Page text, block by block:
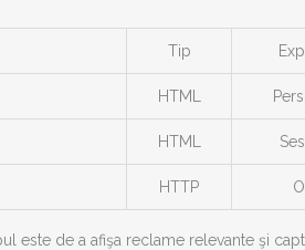
Tip
HTML
HTML
HTTP
este de a afişa reclame relevante şi